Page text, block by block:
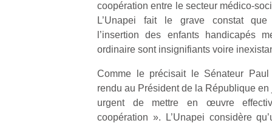
coopération entre le secteur médico-
L’Unapei fait le grave constat
l’insertion des enfants handicapés
ordinaire sont insignifiants voire
Comme le précisait le Sénateur
rendu au Président de la République
urgent de mettre en œuvre
coopération ». L’Unapei considère